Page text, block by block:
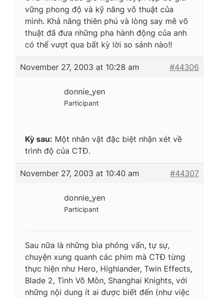
vững phong độ và kỹ năng võ thuật của
mình. Khả năng thiên phú và lòng say mê võ
thuật đã đưa những pha hành động của anh
có thể vượt qua bất kỳ lời so sánh nào!!
November 27, 2003 at 10:28 am #44306
donnie_yen
Participant
Kỳ sau: Một nhân vật đặc biệt nhận xét về
trình độ của CTĐ.
November 27, 2003 at 10:40 am #44307
donnie_yen
Participant
Sau nữa là những bìa phỏng vấn, tự sự,
chuyện xung quanh các phim mà CTĐ từng
thực hiện như Hero, Highlander, Twin Effects,
Blade 2, Tinh Võ Môn, Shanghai Knights, với
những nội dung ít ai được biết đến (như việc